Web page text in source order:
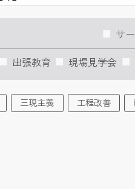
サ
出張教育 現場見学会
三現主義 工程改善